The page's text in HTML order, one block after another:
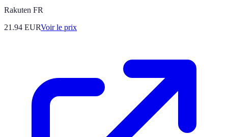
Rakuten FR
21.94 EURVoir le prix